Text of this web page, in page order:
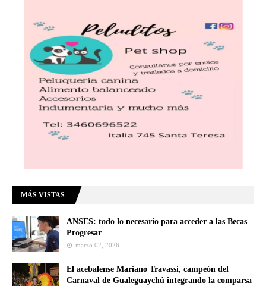
MÁS VISTAS
ANSES: todo lo necesario para acceder a las Becas
Progresar
marzo 02, 2026
El acebalense Mariano Travassi, campeón del
Carnaval de Gualeguaychú integrando la comparsa